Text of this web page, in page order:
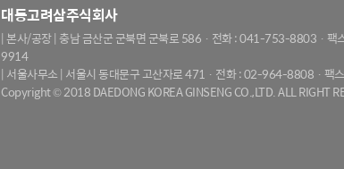
대동고려삼주식회사
| 본사/공장 | 충남 금산군 군북면 군북로 586 · 전화 : 041-753-8803 ·
9914
| 서울사무소 | 서울시 동대문구 고산자로 471 · 전화 : 02-964-8808 · 팩
Copyright © 2018 DAEDONG KOREA GINSENG CO.,LTD. ALL RIGHT